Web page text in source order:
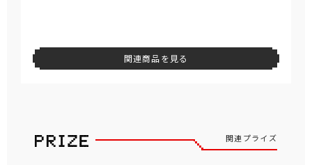
関連商品を見る
関連プライズ